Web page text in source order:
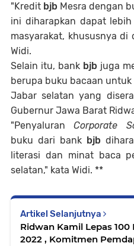
"Kredit bjb Mesra dengan
ini diharapkan dapat
masyarakat, khususnya di
Widi.
Selain itu, bank bjb juga
berupa buku bacaan
Jabar selatan yang
Gubernur Jawa Barat
"PenyaluranCorporate
buku dari bank bjb
literasi dan minat baca
selatan," kata Widi. **
Artikel Selanjutnya
Ridwan Kamil Lepas
2022 , Komitmen Pemdaprov Jabar Pulihkan